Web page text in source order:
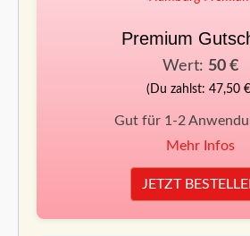
Premium
Wert: 50 €
(Du zahlst: 47,50
Gut für 1-2
Mehr Infos
JETZT